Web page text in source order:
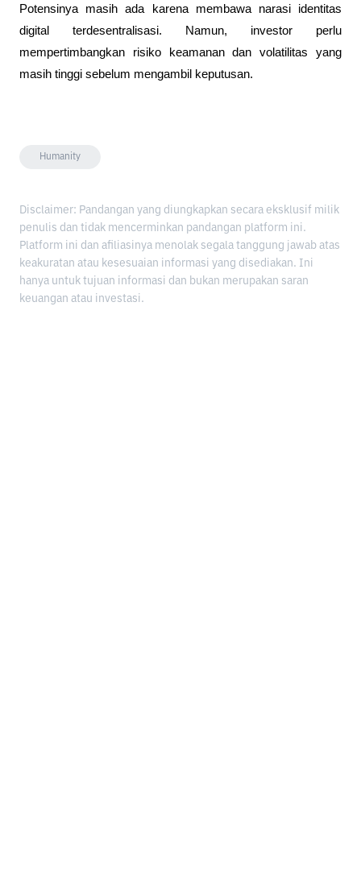
Potensinya masih ada karena membawa narasi identitas
digital terdesentralisasi. Namun, investor perlu
mempertimbangkan risiko keamanan dan volatilitas yang
masih tinggi sebelum mengambil keputusan.
Humanity
Disclaimer: Pandangan yang diungkapkan secara eksklusif milik
penulis dan tidak mencerminkan pandangan platform ini.
Platform ini dan afiliasinya menolak segala tanggung jawab atas
keakuratan atau kesesuaian informasi yang disediakan. Ini
hanya untuk tujuan informasi dan bukan merupakan saran
keuangan atau investasi.